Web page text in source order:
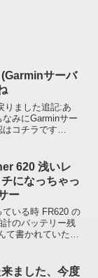
サーバ
りました追記:あ
みにGarminサー
コチラです
いてい...
620 浅いレ
になっちゃっ
ー
いる時 FR620 の
のバッテリー残
て書かれていたか
ぐらいしか使...
ました、今度